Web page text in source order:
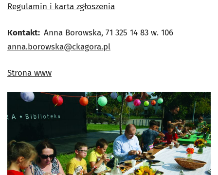
Regulamin i karta zgłoszenia
Kontakt: Anna Borowska, 71 325 14 83 w. 106
anna.borowska@ckagora.pl
Strona www